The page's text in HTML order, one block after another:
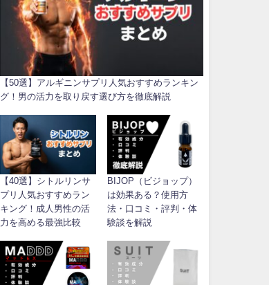
【50選】アルギニンサプリ人気おすすめランキン
グ！男の活力を取り戻す選び方を徹底解説
【40選】シトルリンサ
プリ人気おすすめラン
キング！成人男性の活
力を高める最強比較
BIJOP（ビジョップ）
は効果ある？使用方
法・口コミ・評判・体
験談を解説